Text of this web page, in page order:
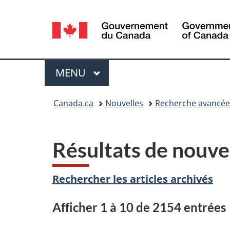
Sélection
de
la
langue
Menu
MENU PRINCIPAL
Canada.ca Nouvelles Recherche
Résultats de
Rechercher les articles archivés
Afficher 1 à 10 de 2154 entrées